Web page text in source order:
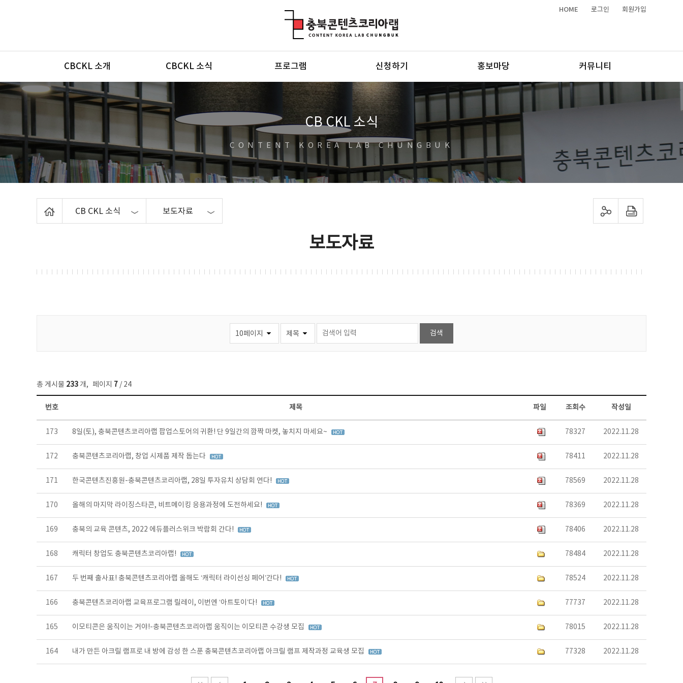
HOME 로그인 회원가입
메뉴
CBCKL 소개 CBCKL 소식 프로그램 신청하기 홍보마당 커뮤니티
CB CKL 소식
CONTENT KOREA LAB CHUNGBUK
CB CKL 소식 보도자료 sns 공유하기 프린트하기
보도자료
총 게시물 233 개, 페이지 7 / 24
보도자료 목록 - 번호, 제목, 작성자, 파일, 조회수, 작성일 정보 제공
번호 제목 파일 조회수 작성일
173 8일(토), 충북콘텐츠코리아랩 팝업스토어의 귀환! 단 9일간의 깜짝 마켓, 놓치지 마세요~ 78327 2022.11.28
172 충북콘텐츠코리아랩, 창업 시제품 제작 돕는다 78411 2022.11.28
171 한국콘텐츠진흥원-충북콘텐츠코리아랩, 28일 투자유치 상담회 연다! 78569 2022.11.28
170 올해의 마지막 라이징스타콘, 비트메이킹 응용과정에 도전하세요! 78369 2022.11.28
169 충북의 교육 콘텐츠, 2022 에듀플러스위크 박람회 간다! 78406 2022.11.28
168 캐릭터 창업도 충북콘텐츠코리아랩! 78484 2022.11.28
167 두 번째 출사표! 충북콘텐츠코리아랩 올해도 ‘캐릭터 라이선싱 페어’간다! 78524 2022.11.28
166 충북콘텐츠코리아랩 교육프로그램 릴레이, 이번엔 ‘아트토이’다! 77737 2022.11.28
165 이모티콘은 움직이는 거야!-충북콘텐츠코리아랩 움직이는 이모티콘 수강생 모집 78015 2022.11.28
164 내가 만든 아크릴 램프로 내 방에 감성 한 스푼 충북콘텐츠코리아랩 아크릴 램프 제작과정 교육생 모집 77328 2022.11.28